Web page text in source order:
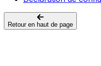
Retour en haut de page